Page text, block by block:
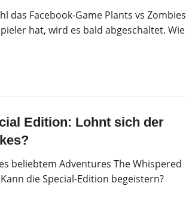
das Facebook-Game Plants vs Zombies
hat, wird es bald abgeschaltet. Wie
Edition: Lohnt sich der
beliebtem Adventures The Whispered
die Special-Edition begeistern?